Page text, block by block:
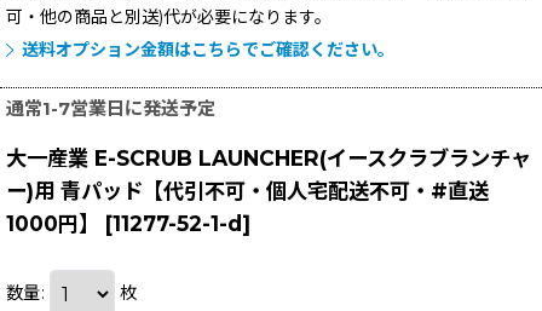
可・他の商品と別送)代が必要になります。
送料オプション金額はこちらでご確認ください。
通常1-7営業日に発送予定
大一産業 E-SCRUB LAUNCHER(イースクラブランチャ
ー)用 青パッド【代引不可・個人宅配送不可・#直送
1000円】
[11277-52-1-d]
数量: 枚